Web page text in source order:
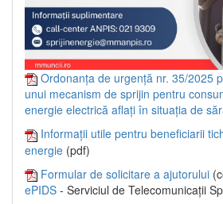
Ordonanța de urgență nr. 35/2025
unui mecanism de sprijin pentru
energie electrică aflați în situația de
Informații utile pentru beneficiarii
energie (pdf)
Formular de solicitare a ajutorului
ePIDS - Serviciul de Telecomunicații